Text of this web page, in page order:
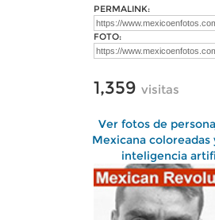
PERMALINK:
FOTO:
1,359 visitas
Ver fotos de
Mexicana
inteligencia